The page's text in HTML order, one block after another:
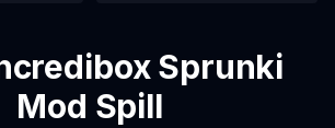
Sprunki
Mod Spill